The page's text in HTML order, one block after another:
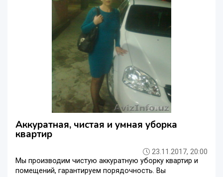
Аккуратная, чистая и умная уборка
квартир
23.11.2017, 20:00
Мы производим чистую аккуратную уборку квартир и
помещений, гарантируем порядочность. Вы